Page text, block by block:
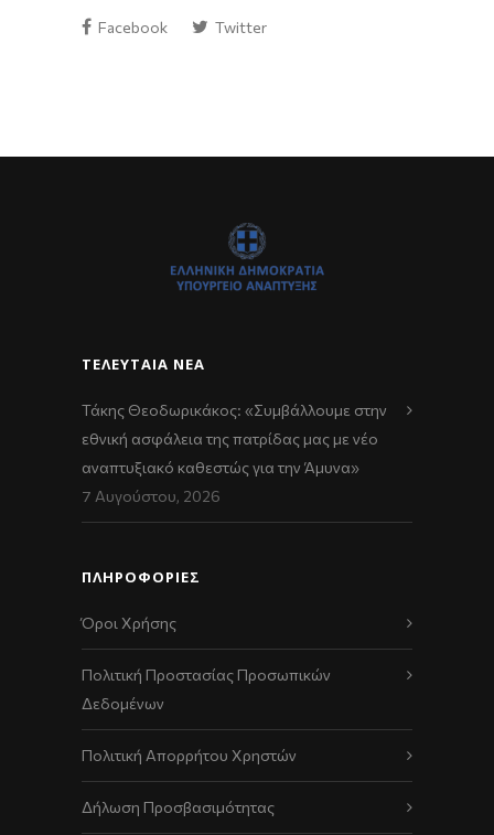
Facebook Twitter
ΤΕΛΕΥΤΑΊΑ ΝΈΑ
Τάκης Θεοδωρικάκος: «Συμβάλλουμε στην
εθνική ασφάλεια της πατρίδας μας με νέο
αναπτυξιακό καθεστώς για την Άμυνα»
7 Αυγούστου, 2026
ΠΛΗΡΟΦΟΡΙΕΣ
Όροι Χρήσης
Πολιτική Προστασίας Προσωπικών
Δεδομένων
Πολιτική Απορρήτου Χρηστών
Δήλωση Προσβασιμότητας